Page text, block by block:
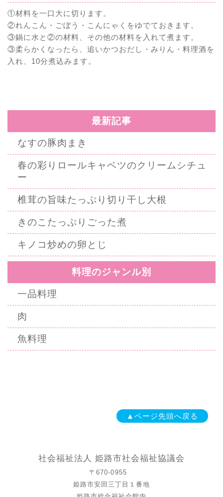
①材料を一口大に切ります。
②れんこん・ごぼう・こんにゃくをゆでておきます。
③鍋に水と②の材料、その他の材料を入れて煮ます。
③柔らかくなったら、追いかつおだし・みりん・料理酒を
入れ、10分煮込みます。
最新記事
なすの豚肉まき
春の彩りロールキャベツのクリームシチュ
ー
椎茸の旨味たっぷり切り干し大根
きのこたっぷりごった煮
キノコ炒めの卵とじ
料理のジャンル別
一品料理
肉
魚料理
▲ページ先頭へ戻る
社会福祉法人 姫路市社会福祉協議会
〒670-0955
姫路市安田三丁目１番地